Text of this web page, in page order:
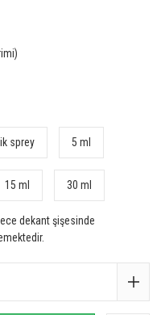
sprey 5 ml
15 ml 30 ml
dekant şişesinde